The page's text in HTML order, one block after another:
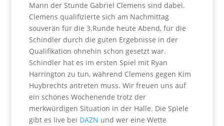
Mann der Stunde Gabriel Clemens sind dabei.
Clemens qualifizierte sich am Nachmittag
souverän für die 3.Runde heute Abend, für die
Schindler durch die guten Ergebnisse in der
Qualifikation ohnehin schon gesetzt war.
Schindler hat es im ersten Spiel mit Ryan
Harrington zu tun, während Clemens gegen Kim
Huybrechts antreten muss. Wir freuen uns auf
ein schönes Wochenende trotz der
merkwürdigen Situation in der Halle. Die Spiele
gibt es live bei DAZN und wer eine Wette